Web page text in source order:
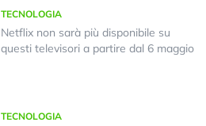
TECNOLOGIA
Netflix non sarà più disponibile su
questi televisori a partire dal 6 maggio
TECNOLOGIA